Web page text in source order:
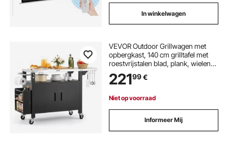
In winkelwagen
VEVOR Outdoor Grillwagen met
opbergkast, 140 cm grilltafel met
roestvrijstalen blad, plank, wielen
en handdoekhouder, keukenwagen
& serveerwagen voor terras, tuin,
22199€
Niet op voorraad
Informeer Mij